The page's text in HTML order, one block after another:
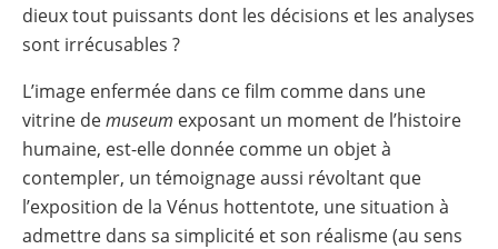
dieux tout puissants dont les décisions et les analyses
sont irrécusables ?
L’image enfermée dans ce film comme dans une
vitrine demuseum exposant un moment de l’histoire
humaine, est-elle donnée comme un objet à
contempler, un témoignage aussi révoltant que
l’exposition de la Vénus hottentote, une situation à
admettre dans sa simplicité et son réalisme (au sens